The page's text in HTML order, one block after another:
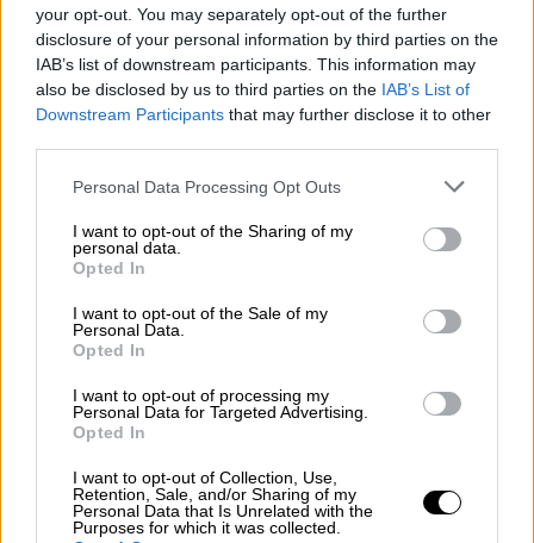
your opt-out. You may separately opt-out of the further
disclosure of your personal information by third parties on the
IAB’s list of downstream participants. This information may
also be disclosed by us to third parties on the IAB’s List of
Downstream Participants that may further disclose it to other
Please note that this website/app uses one or more Google
not limited to your visit or usage behaviour. You may click to
grant or deny consent to Google and its third-party tags to
use your data for below specified purposes in below Google
consent section.
Personal Data Processing Opt Outs
I want to opt-out of the Sharing of my
personal data.
Opted In
I want to opt-out of the Sale of my
Personal Data.
Opted In
I want to opt-out of processing my
Personal Data for Targeted Advertising.
Opted In
I want to opt-out of Collection, Use,
Retention, Sale, and/or Sharing of my
Personal Data that Is Unrelated with the
Purposes for which it was collected.
ΝΗΣΙΑ ΙΟΝΙΟΥ, ΗΠΕΙΡΟΣ, ΔΥΤΙΚΗ ΣΤΕΡΕΑ,
ΔΥΤΙΚΗ ΠΕΛΟΠΟΝΝΗΣΟΣ
Καιρός: Γενικά αίθριος. Η ορατότητα τις
σχηματιστούν κατά τόπους ομίχλες.
Ανεμοι: Μεταβλητοί ασθενείς. Στο Ιόνιο
βόρειοι βορειοδυτικοί 3 με 5 και από το
Θερμοκρασία: Από 12 έως 28 βαθμούς
Κελσίου. Στο εσωτερικό της Ηπείρου η
ελάχιστη θα είναι 3 με 5 βαθμούς
χαμηλότερη.
ΘΕΣΣΑΛΙΑ, ΑΝΑΤΟΛΙΚΗ ΣΤΕΡΕΑ,
ΑΝΑΤΟΛΙΚΗ ΠΕΛΟΠΟΝΝΗΣΟΣ